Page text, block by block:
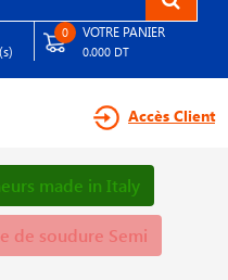
0 VOTRE PANIER
0.000 DT
Accès Client
made in Italy
de soudure Semi